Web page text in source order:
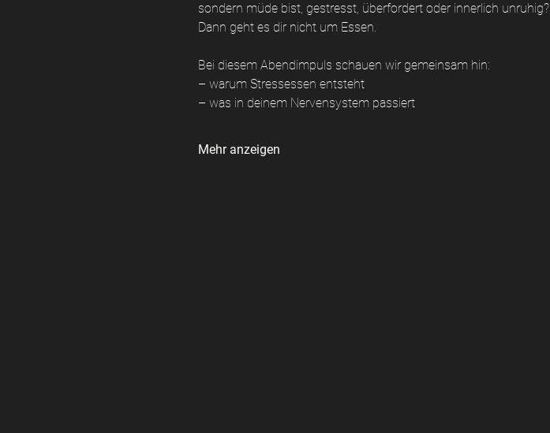
sondern müde bist, gestresst, überfordert oder innerlich unruhig?
Dann geht es dir nicht um Essen.
Bei diesem Abendimpuls schauen wir gemeinsam hin:
– warum Stressessen entsteht
– was in deinem Nervensystem passiert
Mehr anzeigen